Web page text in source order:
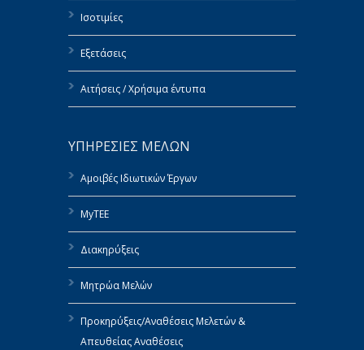
Ισοτιμίες
Εξετάσεις
Αιτήσεις / Χρήσιμα έντυπα
ΥΠΗΡΕΣΙΕΣ ΜΕΛΩΝ
Αμοιβές Ιδιωτικών Έργων
MyTEE
Διακηρύξεις
Μητρώα Μελών
Προκηρύξεις/Αναθέσεις Μελετών &
Απευθείας Αναθέσεις